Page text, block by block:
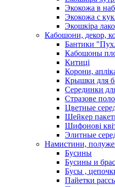
Экокожа в
Экокожа с
Экошкiра
Кабошони, декор,
Бантики
Кабошоны
Китиці
Корони,
Крышки для
Серединки
Стразове
Цветные
Шейкер
Шифонові
Элитные
Намистини,
Бусины
Бусины и
Бусы ,
Пайетки